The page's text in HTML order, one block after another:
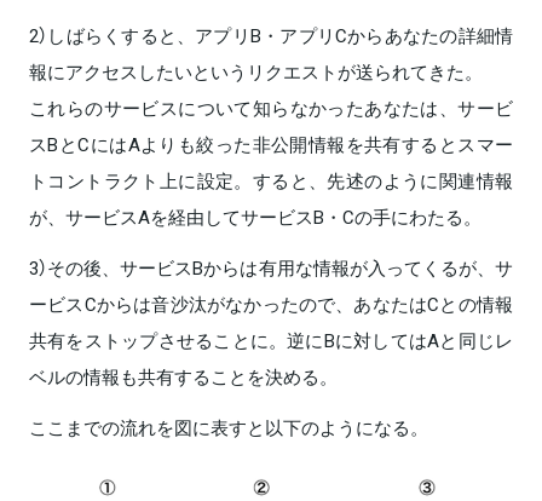
2）しばらくすると、アプリB・アプリCからあなたの詳細情
報にアクセスしたいというリクエストが送られてきた。
これらのサービスについて知らなかったあなたは、サービ
スBとCにはAよりも絞った非公開情報を共有するとスマー
トコントラクト上に設定。すると、先述のように関連情報
が、サービスAを経由してサービスB・Cの手にわたる。
3）その後、サービスBからは有用な情報が入ってくるが、サ
ービスCからは音沙汰がなかったので、あなたはCとの情報
共有をストップさせることに。逆にBに対してはAと同じレ
ベルの情報も共有することを決める。
ここまでの流れを図に表すと以下のようになる。